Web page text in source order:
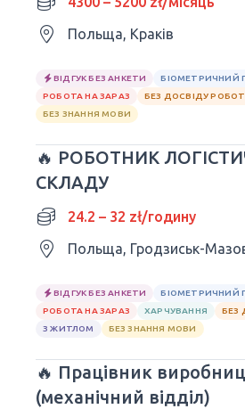
Польща, Краків
ВІДГУК БЕЗ АНКЕТИ
БІОМЕТРИЧНИЙ
РОБОТА НА ЗАРАЗ
БЕЗ ДОСВІДУ
БЕЗ ЗНАННЯ МОВИ
🔥 РОБОТНИК
СКЛАДУ
24.2 – 32 zł/годину
Польща, Гродзиськ-
ВІДГУК БЕЗ АНКЕТИ
БІОМЕТРИЧНИЙ
РОБОТА НА ЗАРАЗ
ХАРЧУВАННЯ
БЕЗ
З ЖИТЛОМ
БЕЗ ЗНАННЯ МОВИ
🔥 Працівник
(механічний відділ)